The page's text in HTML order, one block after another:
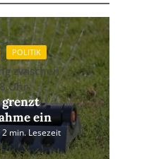
POLITIK
zwischen
Uhr
ein
2 min. Lesezeit